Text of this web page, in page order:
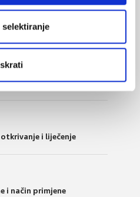
i liječenje
i način primjene